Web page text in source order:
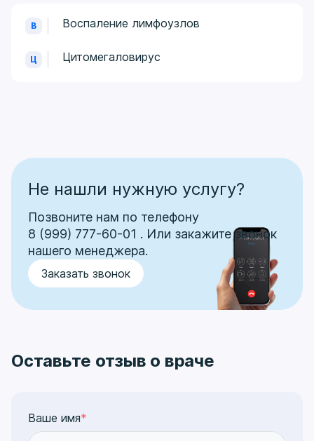
В Воспаление лимфоузлов​
Ц Цитомегаловирус
Заказать звонок
Не нашли нужную услугу?
Позвоните нам по телефону
8 (999) 777-60-01 . Или закажите звонок
нашего менеджера.
Оставьте отзыв о враче
Ваше имя*